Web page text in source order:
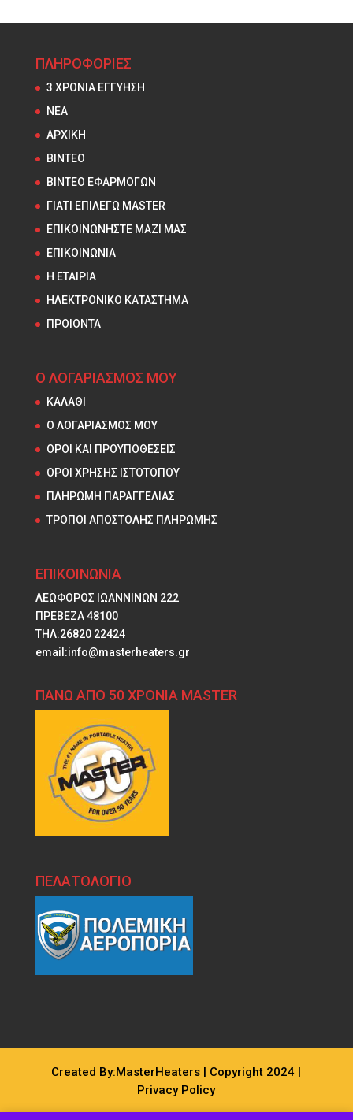
ΠΛΗΡΟΦΟΡΙΕΣ
3 ΧΡΟΝΙΑ ΕΓΓΥΗΣΗ
NEA
ΑΡΧΙΚΗ
ΒΙΝΤΕΟ
ΒΙΝΤΕΟ ΕΦΑΡΜΟΓΩΝ
ΓΙΑΤΙ ΕΠΙΛΕΓΩ MASTER
ΕΠΙΚΟΙΝΩΝΗΣΤΕ ΜΑΖΙ ΜΑΣ
ΕΠΙΚΟΙΝΩΝΙΑ
Η ΕΤΑΙΡΙΑ
ΗΛΕΚΤΡΟΝΙΚΟ ΚΑΤΑΣΤΗΜΑ
ΠΡΟΙΟΝΤΑ
Ο ΛΟΓΑΡΙΑΣΜΟΣ ΜΟΥ
ΚΑΛΑΘΙ
Ο ΛΟΓΑΡΙΑΣΜΟΣ ΜΟΥ
ΟΡΟΙ ΚΑΙ ΠΡΟΥΠΟΘΕΣΕΙΣ
ΟΡΟΙ ΧΡΗΣΗΣ ΙΣΤΟΤΟΠΟΥ
ΠΛΗΡΩΜΗ ΠΑΡΑΓΓΕΛΙΑΣ
ΤΡΟΠΟΙ ΑΠΟΣΤΟΛΗΣ ΠΛΗΡΩΜΗΣ
ΕΠΙΚΟΙΝΩΝΙΑ
ΛΕΩΦΟΡΟΣ ΙΩΑΝΝΙΝΩΝ 222
ΠΡΕΒΕΖΑ 48100
ΤΗΛ:26820 22424
email:info@masterheaters.gr
ΠΑΝΩ ΑΠΟ 50 ΧΡΟΝΙΑ MASTER
ΠΕΛΑΤΟΛΟΓΙΟ
Created By:MasterHeaters | Copyright 2024 |
Privacy Policy